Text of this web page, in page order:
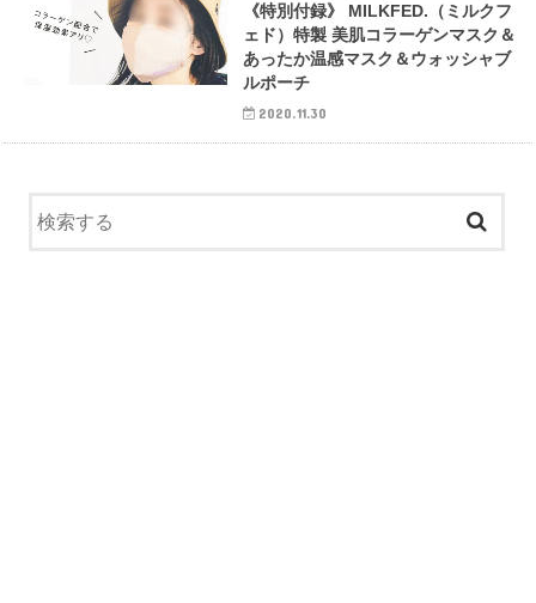
《特別付録》 MILKFED.（ミルクフ
ェド）特製 美肌コラーゲンマスク＆
あったか温感マスク＆ウォッシャブ
ルポーチ
2020.11.30